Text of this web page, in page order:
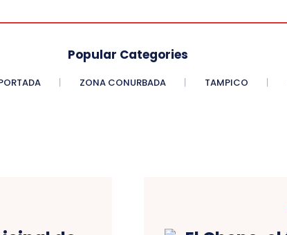
Popular Categories
ZONA CONURBADA TAMPICO